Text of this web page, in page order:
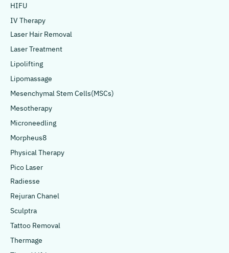
HIFU
IV Therapy
Laser Hair Removal
Laser Treatment
Lipolifting
Lipomassage
Mesenchymal Stem Cells(MSCs)
Mesotherapy
Microneedling
Morpheus8
Physical Therapy
Pico Laser
Radiesse
Rejuran Chanel
Sculptra
Tattoo Removal
Thermage